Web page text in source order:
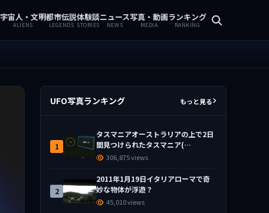
宇宙人・文明
ALIENS
都市伝説
LEGENDS
体験談
STORIES
ニュース
NEWS
写真・動画
MEDIA
ランキング
RANKING
UFO写真ランキング もっと見る
1
タスマニアオーストラリアの上で2日
間見つけられたタスマニア(…
306,875 views
2
2011年1月19日イタリアローマで奇
妙な物体が浮遊？
45,010 views